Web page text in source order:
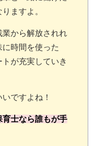
ますよ。
から解放されれ
時間を使った
が充実していき
ですよね！
士なら誰もが手